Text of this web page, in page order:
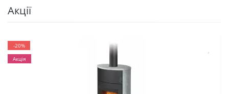
Акції
-20%
Акція